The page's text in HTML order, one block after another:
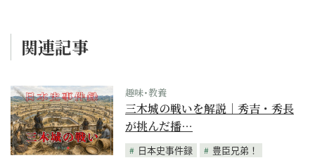
関連記事
趣味･教養
三木城の戦いを解説｜秀吉・秀長
が挑んだ播…
日本史事件録
豊臣兄弟！